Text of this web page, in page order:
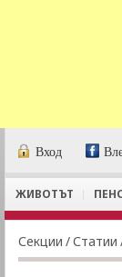
Вход
ЖИВОТЪТ
Секции /Статии